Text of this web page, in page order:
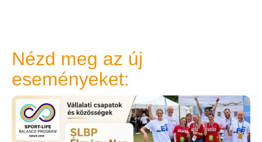
Nézd meg az új
eseményeket: